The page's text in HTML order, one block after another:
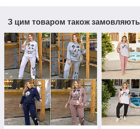
З цим товаром також замовляють